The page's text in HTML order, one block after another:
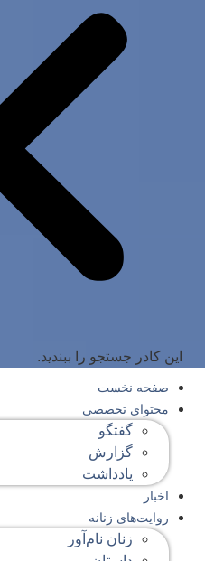
این کادر جستجو را ببندید.
صفحه‌ نخست
محتوای‌ تخصصی
گفتگو
گزارش
یادداشت
اخبار
روایت‌های زنانه
زنان نام‌آور